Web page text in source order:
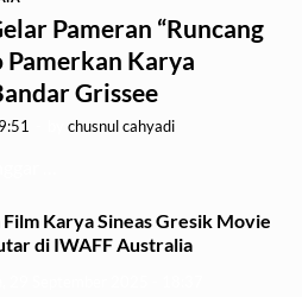
Pameran “Runcang
Pamerkan Karya
Grissee
chusnul cahyadi
Film Karya Sineas Gresik Movie
di IWAFF Australia